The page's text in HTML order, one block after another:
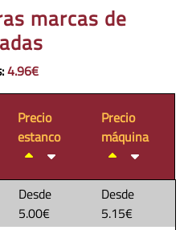
marcas de
:4.96€
Precio
estanco
Precio
máquina
Desde
5.00€
Desde
5.15€